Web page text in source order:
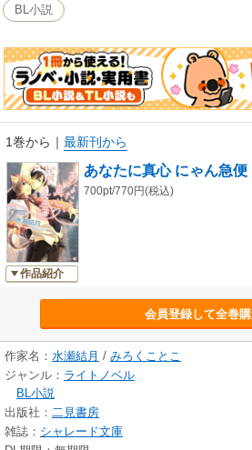
長の姿に金子はネコ耳の隠蔽工作を開始する
子に宮は一抹のさみしさを覚え…。
BL小説
1巻から ｜ 最新刊から
作品紹介
あなたに真心 にゃん急便
700pt/770円(税込)
会員登録して全巻購
作家名： 水瀬結月 / みろくことこ
ジャンル： ライトノベル
BL小説
出版社： 二見書房
雑誌： シャレード文庫